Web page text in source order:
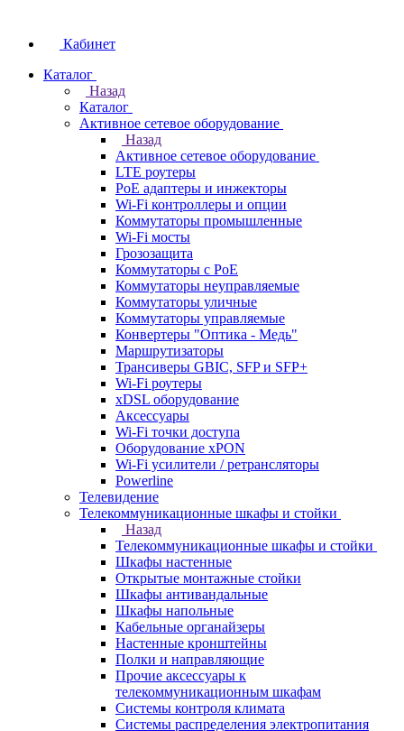
Кабинет
Каталог
Назад
Каталог
Активное сетевое оборудование
Назад
Активное сетевое оборудование
LTE роутеры
PoE адаптеры и инжекторы
Wi-Fi контроллеры и опции
Коммутаторы промышленные
Wi-Fi мосты
Грозозащита
Коммутаторы c PoE
Коммутаторы неуправляемые
Коммутаторы уличные
Коммутаторы управляемые
Конвертеры "Оптика - Медь"
Маршрутизаторы
Трансиверы GBIC, SFP и SFP+
Wi-Fi роутеры
xDSL оборудование
Аксессуары
Wi-Fi точки доступа
Оборудование хPON
Wi-Fi усилители / ретрансляторы
Powerline
Телевидение
Телекоммуникационные шкафы и стойки
Назад
Телекоммуникационные шкафы и стойки
Шкафы настенные
Открытые монтажные стойки
Шкафы антивандальные
Шкафы напольные
Кабельные органайзеры
Настенные кронштейны
Полки и направляющие
Прочие аксессуары к
телекоммуникационным шкафам
Системы контроля климата
Системы распределения электропитания